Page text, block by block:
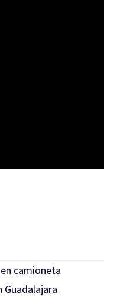
camioneta